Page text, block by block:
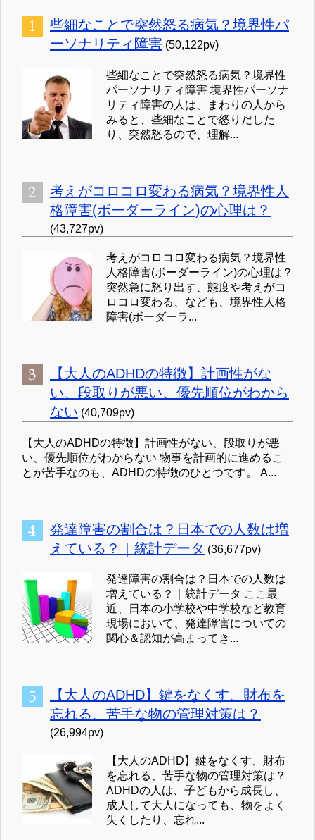
些細なことで突然怒る病気？境界性パ
ーソナリティ障害 (50,122pv)
些細なことで突然怒る病気？境界性
パーソナリティ障害 境界性パーソナ
リティ障害の人は、まわりの人から
みると、些細なことで怒りだした
り、突然怒るので、理解...
考えがコロコロ変わる病気？境界性人
格障害(ボーダーライン)の心理は？
(43,727pv)
考えがコロコロ変わる病気？境界性
人格障害(ボーダーライン)の心理は？
突然急に怒り出す、態度や考えがコ
ロコロ変わる、なども、境界性人格
障害(ボーダーラ...
【大人のADHDの特徴】計画性がな
い、段取りが悪い、優先順位がわから
ない (40,709pv)
【大人のADHDの特徴】計画性がない、段取りが悪
い、優先順位がわからない 物事を計画的に進めるこ
とが苦手なのも、ADHDの特徴のひとつです。 A...
発達障害の割合は？日本での人数は増
えている？｜統計データ (36,677pv)
発達障害の割合は？日本での人数は
増えている？｜統計データ ここ最
近、日本の小学校や中学校など教育
現場において、発達障害についての
関心＆認知が高まってき...
【大人のADHD】鍵をなくす、財布を
忘れる、苦手な物の管理対策は？
(26,994pv)
【大人のADHD】鍵をなくす、財布
を忘れる、苦手な物の管理対策は？
ADHDの人は、子どもから成長し、
成人して大人になっても、物をよく
失くしたり、忘れ...